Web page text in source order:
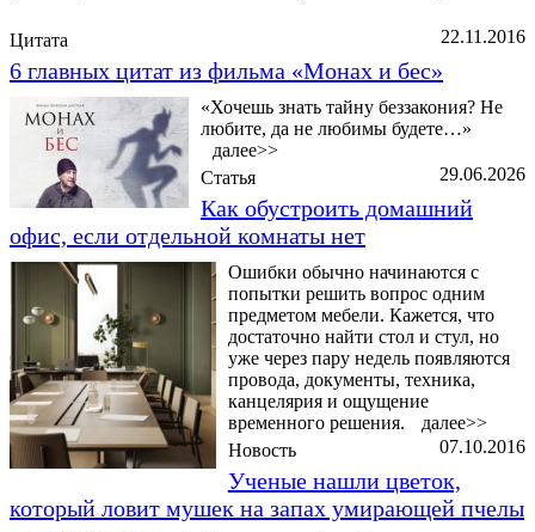
22.11.2016
Цитата
6 главных цитат из фильма «Монах и бес»
«Хочешь знать тайну беззакония? Не
любите, да не любимы будете…»
далее>>
29.06.2026
Статья
Как обустроить домашний
офис, если отдельной комнаты нет
Ошибки обычно начинаются с
попытки решить вопрос одним
предметом мебели. Кажется, что
достаточно найти стол и стул, но
уже через пару недель появляются
провода, документы, техника,
канцелярия и ощущение
временного решения.
далее>>
07.10.2016
Новость
Ученые нашли цветок,
который ловит мушек на запах умирающей пчелы